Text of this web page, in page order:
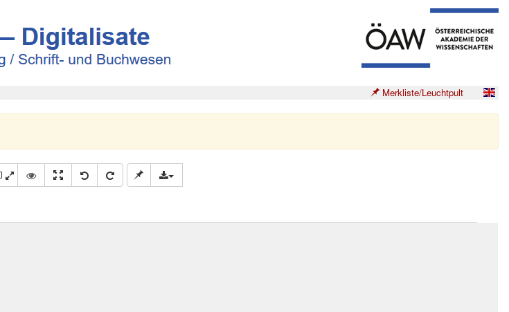
Merkliste/Leuchtpult